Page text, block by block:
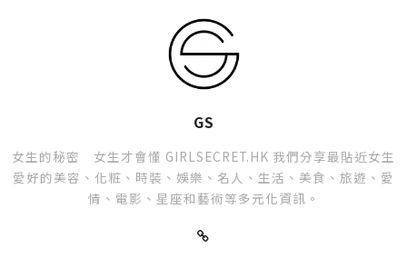
GS
女生的秘密 女生才會懂 GIRLSECRET.HK 我們分享最貼近女生
愛好的美容、化粧、時裝、娛樂、名人、生活、美食、旅遊、愛
情、電影、星座和藝術等多元化資訊。